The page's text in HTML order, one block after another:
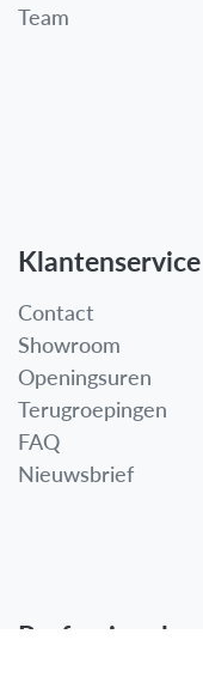
Team
Klantenservice
Contact
Showroom
Openingsuren
Terugroepingen
FAQ
Nieuwsbrief
Professionals